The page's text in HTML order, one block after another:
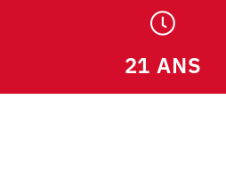
21 ANS